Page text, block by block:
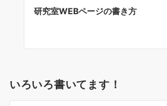
研究室WEBページの書き方
いろいろ書いてます！